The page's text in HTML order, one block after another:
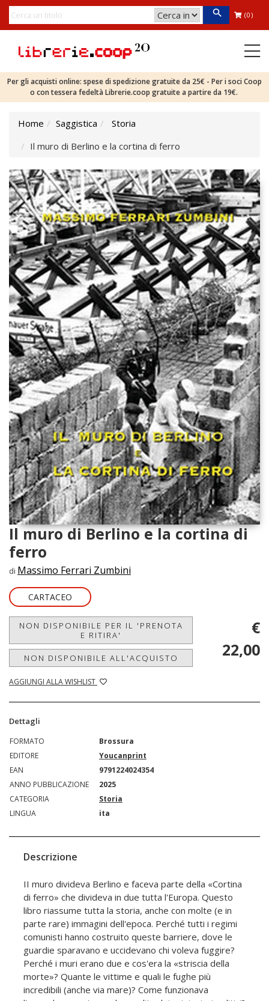
(0)
Per gli acquisti online: spese di spedizione gratuite da 25€ - Per i soci Coop
o con tessera fedeltà Librerie.coop gratuite a partire da 19€.
Home Saggistica
Storia
Il muro di Berlino e la cortina di ferro
Il muro di Berlino e la cortina di
ferro
di Massimo Ferrari Zumbini
CARTACEO
NON DISPONIBILE PER IL 'PRENOTA
E RITIRA'
NON DISPONIBILE ALL'ACQUISTO
AGGIUNGI ALLA WISHLIST
€
22,00
Dettagli
FORMATO
Brossura
EDITORE
Youcanprint
EAN
9791224024354
ANNO PUBBLICAZIONE
2025
CATEGORIA
Storia
LINGUA
ita
Descrizione
II muro divideva Berlino e faceva parte della «Cortina
di ferro» che divideva in due tutta l'Europa. Questo
libro riassume tutta la storia, anche con molte (e in
parte rare) immagini dell'epoca. Perché tutti i regimi
comunisti hanno costruito queste barriere, dove le
guardie sparavano e uccidevano chi voleva fuggire?
Perché i muri erano due e cos'era la «striscia della
morte»? Quante le vittime e quali le fughe più
incredibili (anche via mare)? Come funzionava